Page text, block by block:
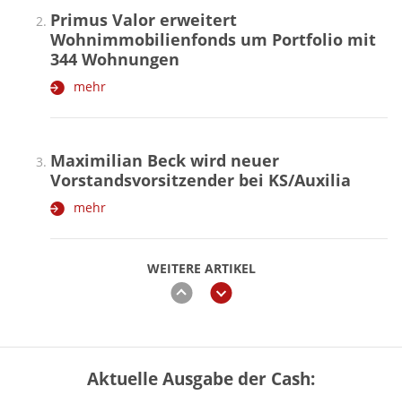
WEITERE ARTIKEL
zurückweiter
Primus Valor erweitert
Wohnimmobilienfonds um Portfolio mit
344 Wohnungen
mehr
Maximilian Beck wird neuer
Vorstandsvorsitzender bei KS/Auxilia
mehr
„Jung kauft Alt“ 2026: Neue Förderung im
Aktuelle Ausgabe der Cash: